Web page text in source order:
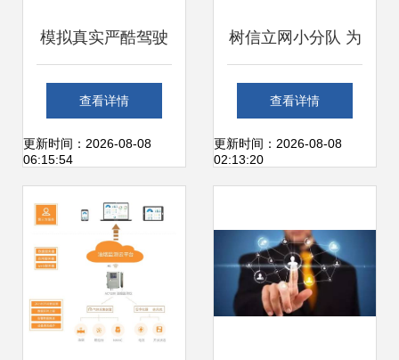
模拟真实严酷驾驶
环境，普利司通加
大投资升级测试场
与技术中心，强化
网络信息技术开发
查看详情
更新时间：2026-08-08
06:15:54
树信立网小分队 为
帮扶村搭建致富
网，网络信息技术
查看详情
更新时间：2026-08-08
02:13:20